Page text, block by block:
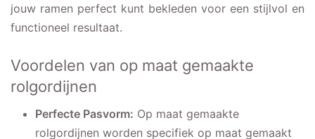
jouw ramen perfect kunt bekleden voor een stijlvol en
functioneel resultaat.
Voordelen van op maat gemaakte
rolgordijnen
Perfecte Pasvorm: Op maat gemaakte
rolgordijnen worden specifiek op maat gemaakt